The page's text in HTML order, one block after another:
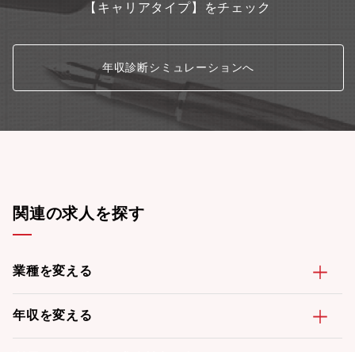
【キャリアタイプ】をチェック
年収診断シミュレーションへ
関連の求人を探す
業種を変える
年収を変える